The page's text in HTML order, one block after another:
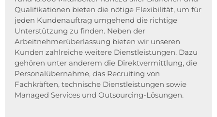
Qualifikationen bieten die nötige Flexibilität, um für
jeden Kundenauftrag umgehend die richtige
Unterstützung zu finden. Neben der
Arbeitnehmerüberlassung bieten wir unseren
Kunden zahlreiche weitere Dienstleistungen. Dazu
gehören unter anderem die Direktvermittlung, die
Personalübernahme, das Recruiting von
Fachkräften, technische Dienstleistungen sowie
Managed Services und Outsourcing-Lösungen.